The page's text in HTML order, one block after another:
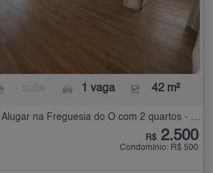
1 vaga 42 m²
Apartamento para Alugar na Freguesia do Ó com 2 quartos - 42 m²
R$ 2.500
Condomínio: R$ 500